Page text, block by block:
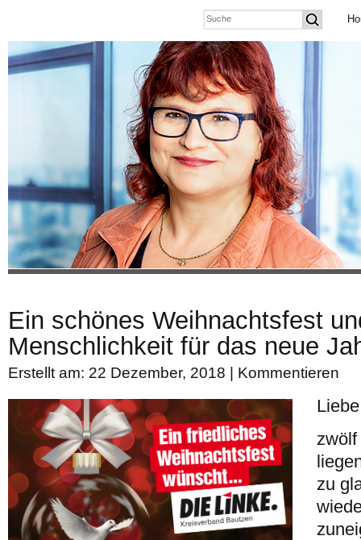
Ein schönes Weihnachtsfest
Menschlichkeit für das neue
Erstellt am: 22 Dezember, 2018 | Kommentieren
zwölf
zu